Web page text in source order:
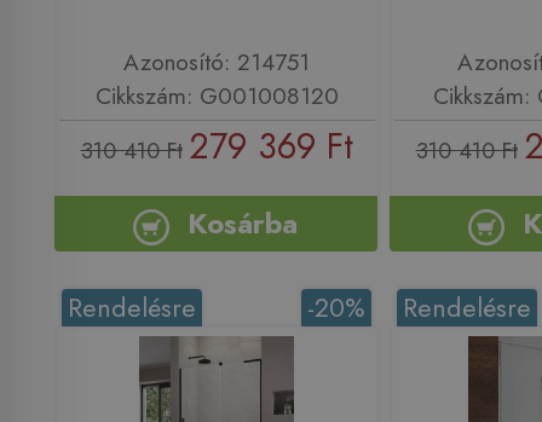
Azonosító: 214751
Cikkszám: G001008120
310 410 Ft 279 369 Ft
Kosárba
310 410 Ft
-20%
Rendelésre Rendelésre